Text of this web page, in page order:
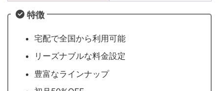
特徴
宅配で全国から利用可能
リーズナブルな料金設定
豊富なラインナップ